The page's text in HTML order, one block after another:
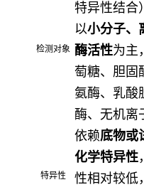
特异性结合）
检测对象
以小分子、
酶活性为主
萄糖、胆固
氨酶、乳酸
酶、无机离
特异性
依赖底物或
化学特异性
性相对较低